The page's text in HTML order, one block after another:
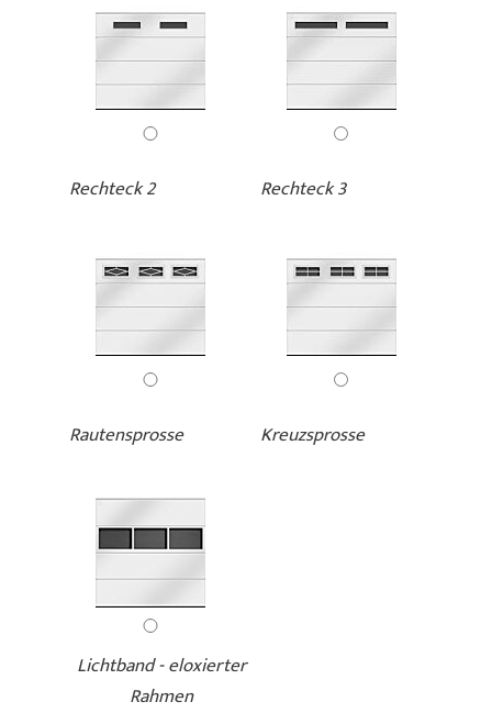
Rechteck 2 Rechteck 3
Rautensprosse Kreuzsprosse
Lichtband - eloxierter
Rahmen